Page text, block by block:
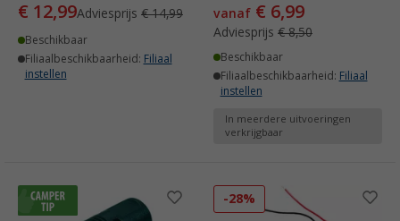
€ 12,99Adviesprijs € 14,99
Beschikbaar
Filiaalbeschikbaarheid: Filiaal
instellen
vanaf € 6,99
Adviesprijs € 8,50
Beschikbaar
Filiaalbeschikbaarheid: Filiaal
instellen
In meerdere uitvoeringen
verkrijgbaar
-28%